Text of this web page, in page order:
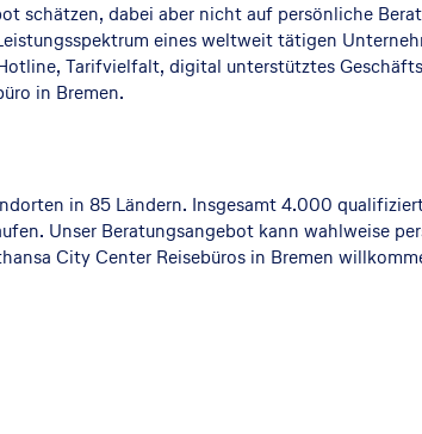
schätzen, dabei aber nicht auf persönliche
eines weltweit tätigen
Tarifvielfalt, digital unterstütztes
in Bremen.
in 85 Ländern. Insgesamt 4.000
Unser Beratungsangebot kann wahlweise
City Center Reisebüros in Bremen